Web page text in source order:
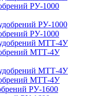
РУ-1000
РУ-1000
МТТ-4У
МТТ-4У